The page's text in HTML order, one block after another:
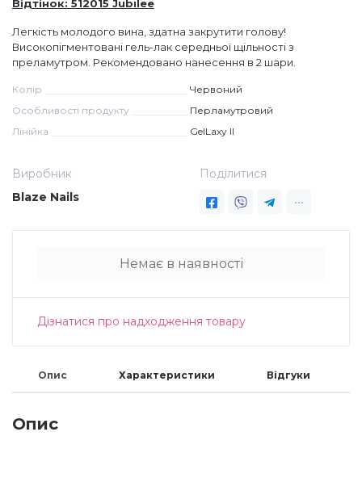
Дезінфекція та стерилізація
Трикутники (каміфубукі)
Наліпки гнучкі лінії
Втирки
Бульонки
Меланж (цукровий ефект)
Навчання
Відтінок: 512015 Jubilee
Легкість молодого вина, здатна закрутити голову!
Високопігментовані гель-лак середньої щільності з
преламутром. Рекомендовано нанесення в 2 шари.
Колір
Червоний
Особливості продукту
Перламутровий
Лінійка
GelLaxy II
Виробник
Blaze Nails
Поділитися
Немає в наявності
Дізнатися про надходження товару
Опис Характеристики Відгуки
Опис